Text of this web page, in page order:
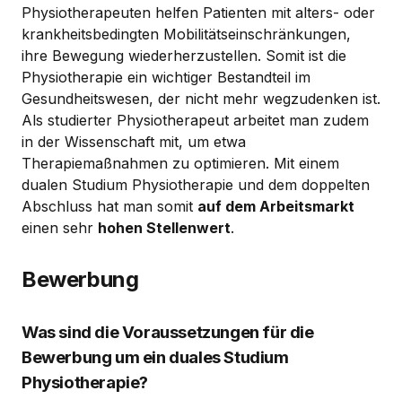
Physiotherapeuten helfen Patienten mit alters- oder
krankheitsbedingten Mobilitätseinschränkungen,
ihre Bewegung wiederherzustellen. Somit ist die
Physiotherapie ein wichtiger Bestandteil im
Gesundheitswesen, der nicht mehr wegzudenken ist.
Als studierter Physiotherapeut arbeitet man zudem
in der Wissenschaft mit, um etwa
Therapiemaßnahmen zu optimieren. Mit einem
dualen Studium Physiotherapie und dem doppelten
Abschluss hat man somit auf dem Arbeitsmarkt
einen sehr hohen Stellenwert.
Bewerbung
Was sind die Voraussetzungen für die
Bewerbung um ein duales Studium
Physiotherapie?